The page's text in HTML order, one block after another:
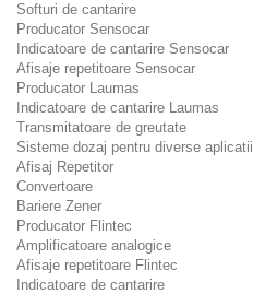
Softuri de cantarire
Producator Sensocar
Indicatoare de cantarire Sensocar
Afisaje repetitoare Sensocar
Producator Laumas
Indicatoare de cantarire Laumas
Transmitatoare de greutate
Sisteme dozaj pentru diverse aplicatii
Afisaj Repetitor
Convertoare
Bariere Zener
Producator Flintec
Amplificatoare analogice
Afisaje repetitoare Flintec
Indicatoare de cantarire